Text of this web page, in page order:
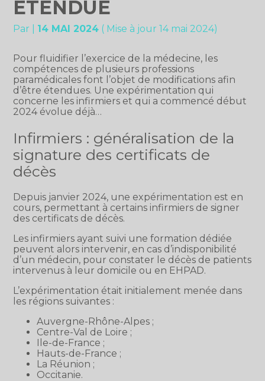
ÉTENDUE
Par 14 MAI 2024 ( Mise à jour 14 mai 2024)
Pour fluidifier l’exercice de la médecine, les
compétences de plusieurs professions
paramédicales font l’objet de modifications afin
d’être étendues. Une expérimentation qui
concerne les infirmiers et qui a commencé début
2024 évolue déjà…
Infirmiers : généralisation de la
signature des certificats de
décès
Depuis janvier 2024, une expérimentation est en
cours, permettant à certains infirmiers de signer
des certificats de décès.
Les infirmiers ayant suivi une formation dédiée
peuvent alors intervenir, en cas d’indisponibilité
d’un médecin, pour constater le décès de patients
intervenus à leur domicile ou en EHPAD.
L’expérimentation était initialement menée dans
les régions suivantes :
Auvergne-Rhône-Alpes ;
Centre-Val de Loire ;
Ile-de-France ;
Hauts-de-France ;
La Réunion ;
Occitanie.